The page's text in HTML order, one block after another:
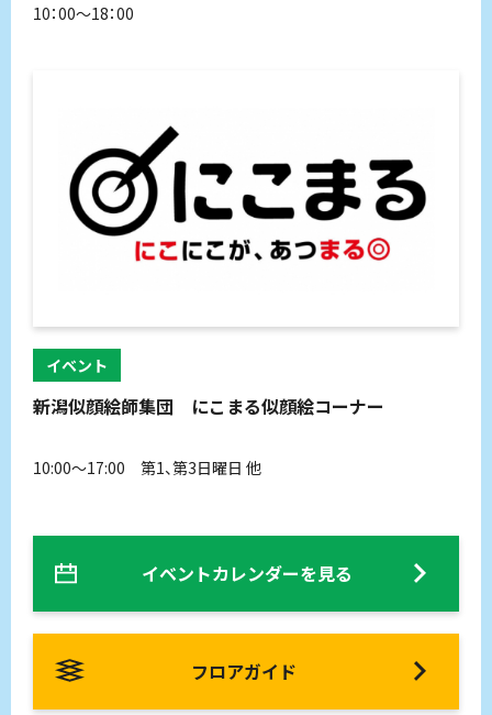
10：00～18：00
イベント
新潟似顔絵師集団 にこまる似顔絵コーナー
10:00～17:00 第1、第3日曜日 他
イベントカレンダーを見る
フロアガイド